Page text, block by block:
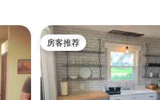
房客推荐
房客推荐